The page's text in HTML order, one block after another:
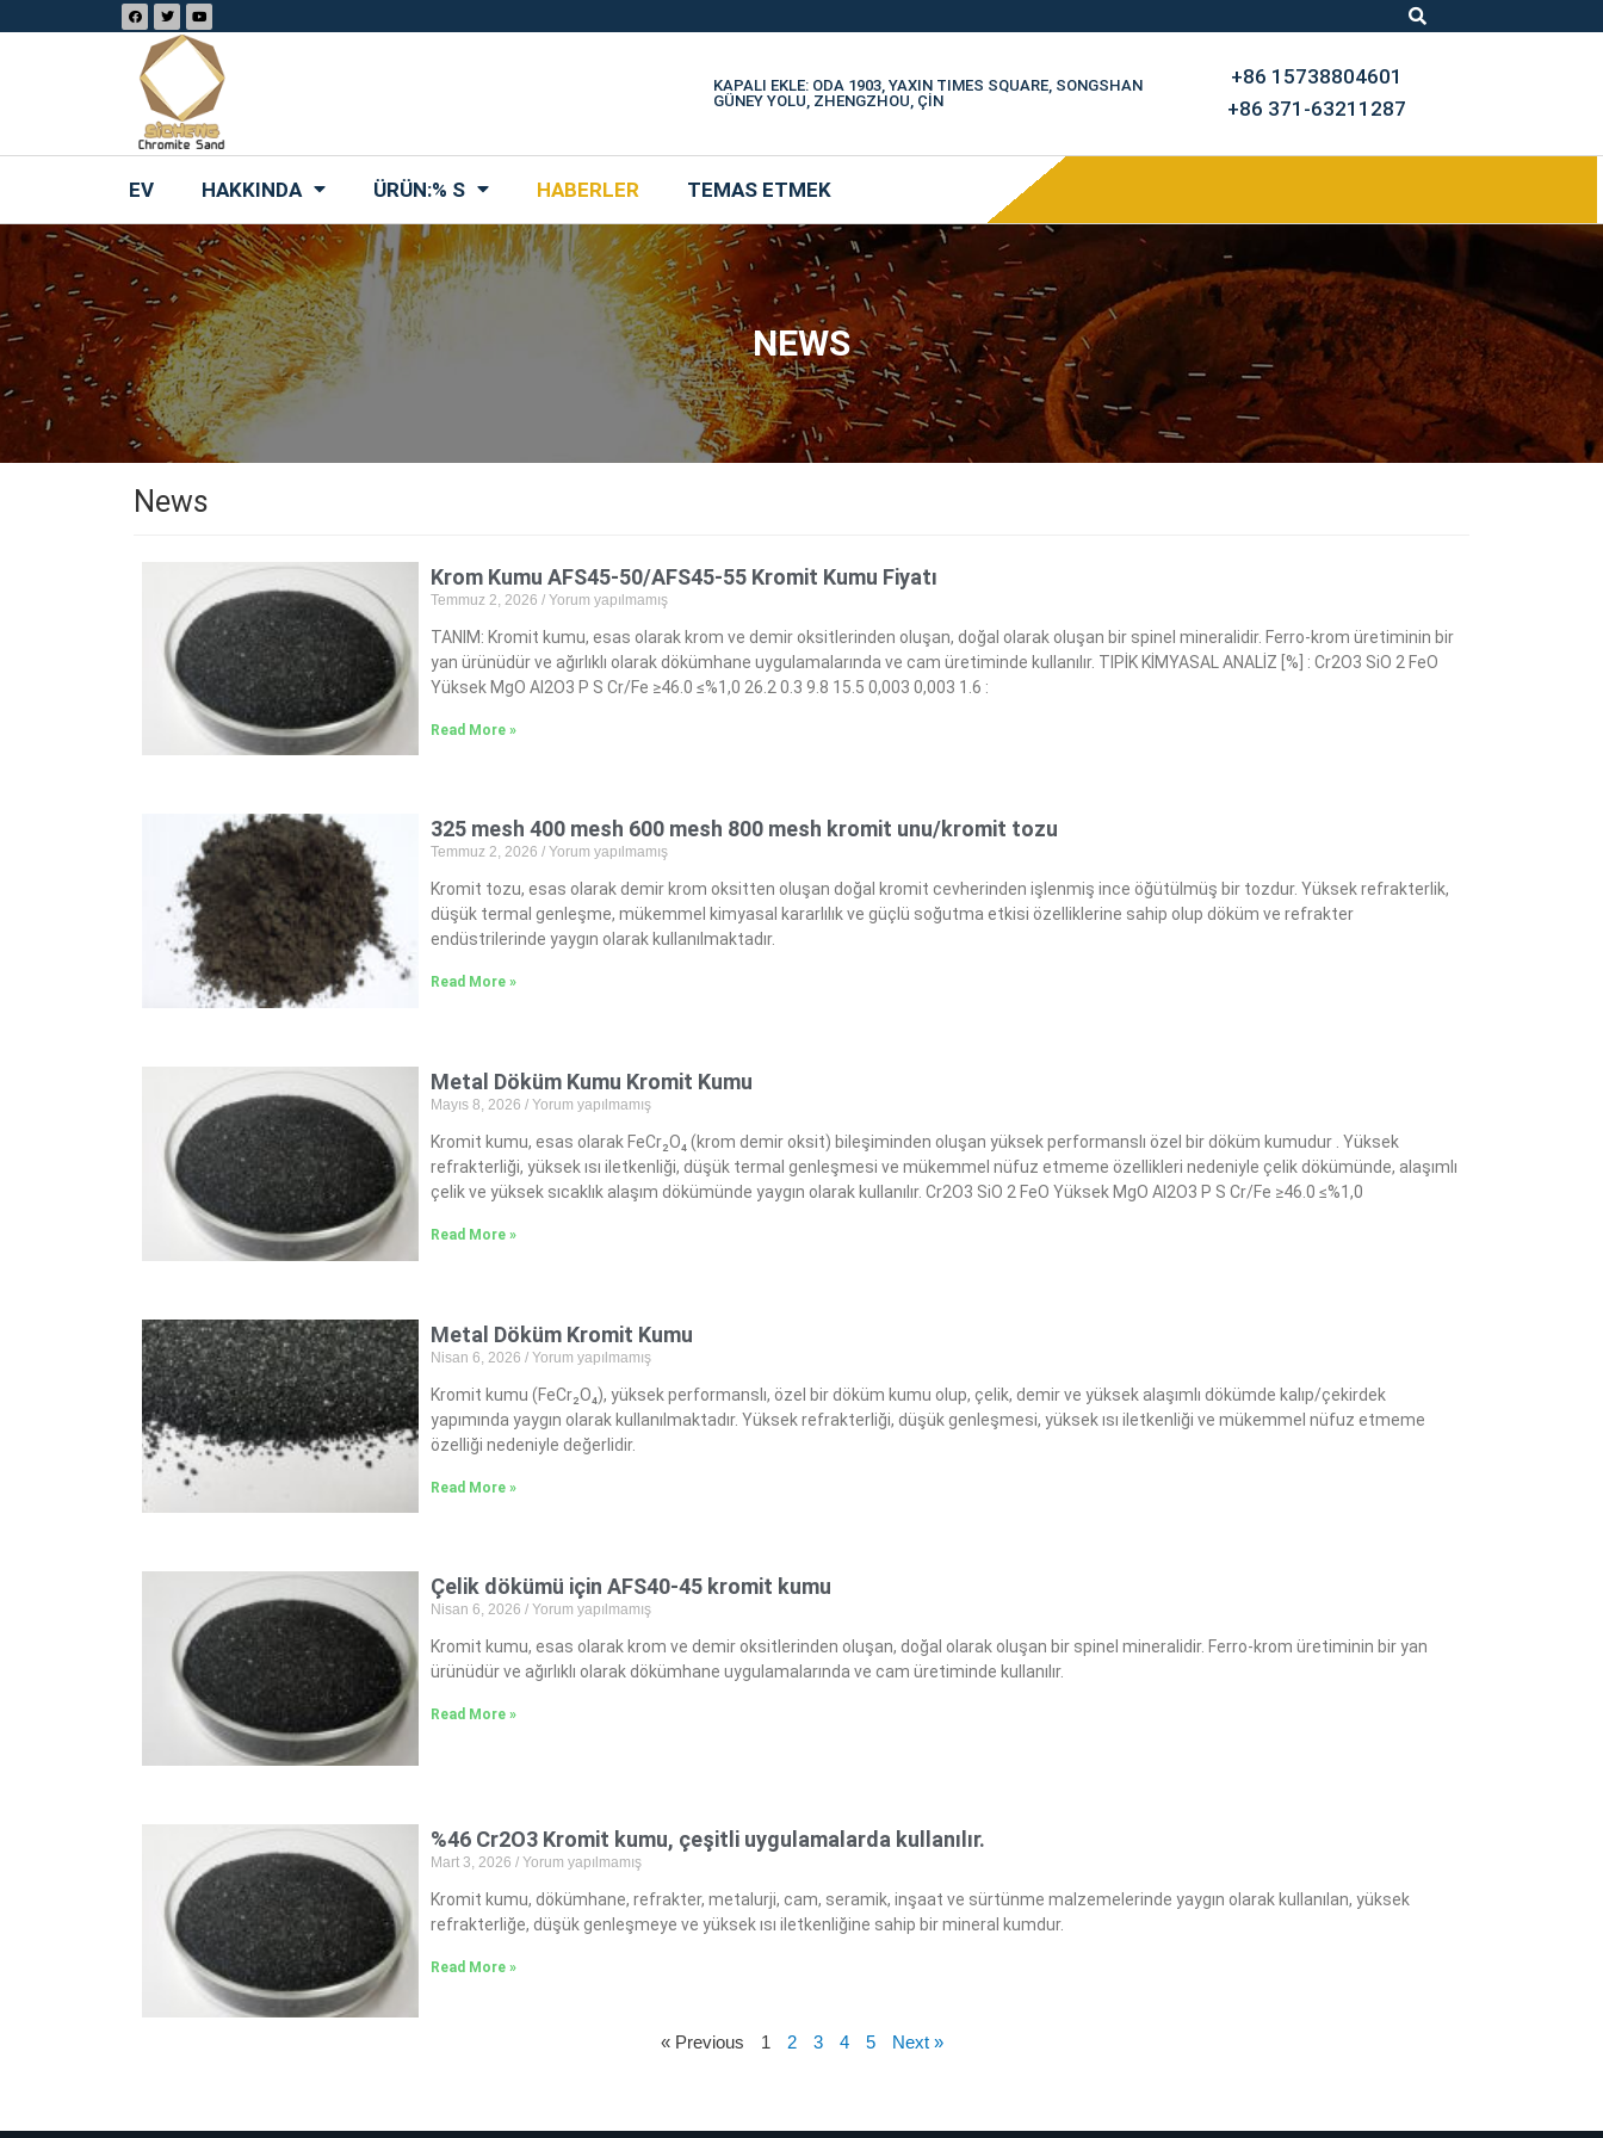
KAPALI EKLE: ODA 1903, YAXIN TIMES SQUARE, SONGSHAN
GÜNEY YOLU, ZHENGZHOU, ÇİN
+86 15738804601
+86 371-63211287
EV HAKKINDA ÜRÜN:% S HABERLER TEMAS ETMEK
NEWS
News
Krom Kumu AFS45-50/AFS45-55 Kromit Kumu Fiyatı
Temmuz 2, 2026 Yorum yapılmamış
TANIM: Kromit kumu, esas olarak krom ve demir oksitlerinden oluşan, doğal olarak oluşan bir spinel mineralidir. Ferro-krom üretiminin bir
yan ürünüdür ve ağırlıklı olarak dökümhane uygulamalarında ve cam üretiminde kullanılır. TIPİK KİMYASAL ANALİZ [%] : Cr2O3 SiO 2 FeO
Yüksek MgO Al2O3 P S Cr/Fe ≥46.0 ≤%1,0 26.2 0.3 9.8 15.5 0,003 0,003 1.6 :
Read More »
325 mesh 400 mesh 600 mesh 800 mesh kromit unu/kromit tozu
Temmuz 2, 2026 Yorum yapılmamış
Kromit tozu, esas olarak demir krom oksitten oluşan doğal kromit cevherinden işlenmiş ince öğütülmüş bir tozdur. Yüksek refrakterlik,
düşük termal genleşme, mükemmel kimyasal kararlılık ve güçlü soğutma etkisi özelliklerine sahip olup döküm ve refrakter
endüstrilerinde yaygın olarak kullanılmaktadır.
Read More »
Metal Döküm Kumu Kromit Kumu
Mayıs 8, 2026 Yorum yapılmamış
Kromit kumu, esas olarak FeCr₂O₄ (krom demir oksit) bileşiminden oluşan yüksek performanslı özel bir döküm kumudur . Yüksek
refrakterliği, yüksek ısı iletkenliği, düşük termal genleşmesi ve mükemmel nüfuz etmeme özellikleri nedeniyle çelik dökümünde, alaşımlı
çelik ve yüksek sıcaklık alaşım dökümünde yaygın olarak kullanılır. Cr2O3 SiO 2 FeO Yüksek MgO Al2O3 P S Cr/Fe ≥46.0 ≤%1,0
Read More »
Metal Döküm Kromit Kumu
Nisan 6, 2026 Yorum yapılmamış
Kromit kumu (FeCr₂O₄), yüksek performanslı, özel bir döküm kumu olup, çelik, demir ve yüksek alaşımlı dökümde kalıp/çekirdek
yapımında yaygın olarak kullanılmaktadır. Yüksek refrakterliği, düşük genleşmesi, yüksek ısı iletkenliği ve mükemmel nüfuz etmeme
özelliği nedeniyle değerlidir.
Read More »
Çelik dökümü için AFS40-45 kromit kumu
Nisan 6, 2026 Yorum yapılmamış
Kromit kumu, esas olarak krom ve demir oksitlerinden oluşan, doğal olarak oluşan bir spinel mineralidir. Ferro-krom üretiminin bir yan
ürünüdür ve ağırlıklı olarak dökümhane uygulamalarında ve cam üretiminde kullanılır.
Read More »
%46 Cr2O3 Kromit kumu, çeşitli uygulamalarda kullanılır.
Mart 3, 2026 Yorum yapılmamış
Kromit kumu, dökümhane, refrakter, metalurji, cam, seramik, inşaat ve sürtünme malzemelerinde yaygın olarak kullanılan, yüksek
refrakterliğe, düşük genleşmeye ve yüksek ısı iletkenliğine sahip bir mineral kumdur.
Read More »
« Previous 1 2 3 4 5 Next »